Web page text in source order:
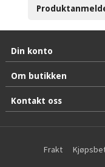
Din konto
Om butikken
Kontakt oss
Frakt